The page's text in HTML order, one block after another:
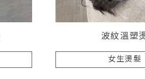
波紋溫塑
女生燙髮